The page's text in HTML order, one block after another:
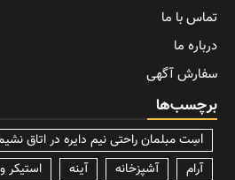
تماس با ما
درباره ما
سفارش آگهی
برچسب‌ها
lسِت مبلمان راحتی نیم دایره در اتاق نشیمن و پذیرایی
آرام
آشپزخانه آینه استیکر